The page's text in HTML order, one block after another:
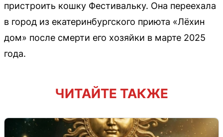
пристроить кошку Фестивальку. Она переехала
в город из екатеринбургского приюта «Лёхин
дом» после смерти его хозяйки в марте 2025
года.
ЧИТАЙТЕ ТАКЖЕ